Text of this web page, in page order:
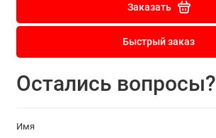
Заказать
Быстрый заказ
Остались вопросы?
Имя